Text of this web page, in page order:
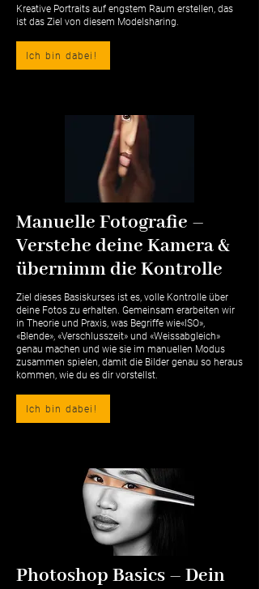
Kreative Portraits auf engstem Raum erstellen, das
ist das Ziel von diesem Modelsharing.
Ich bin dabei!
Manuelle Fotografie –
Verstehe deine Kamera &
übernimm die Kontrolle
Ziel dieses Basiskurses ist es, volle Kontrolle über
deine Fotos zu erhalten. Gemeinsam erarbeiten wir
in Theorie und Praxis, was Begriffe wie«ISO»,
«Blende», «Verschlusszeit» und «Weissabgleich»
genau machen und wie sie im manuellen Modus
zusammen spielen, damit die Bilder genau so heraus
kommen, wie du es dir vorstellst.
Ich bin dabei!
Photoshop Basics – Dein